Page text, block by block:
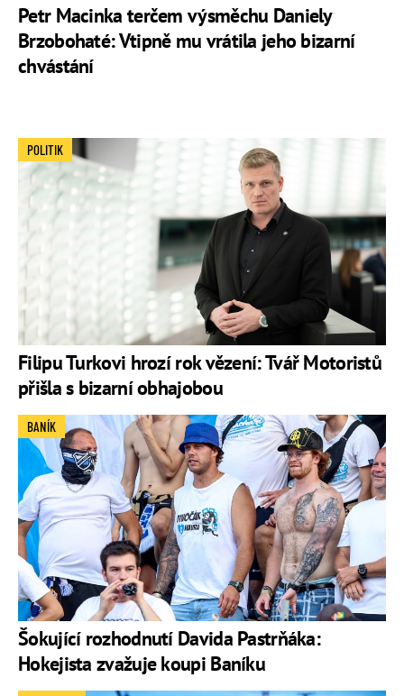
Petr Macinka terčem výsměchu Daniely
Brzobohaté: Vtipně mu vrátila jeho bizarní
chvástání
Filipu Turkovi hrozí rok vězení: Tvář Motoristů
přišla s bizarní obhajobou
POLITIK
Šokující rozhodnutí Davida Pastrňáka:
Hokejista zvažuje koupi Baníku
BANÍK